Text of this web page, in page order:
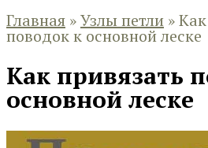
Главная »Узлы петли »
поводок к основной леске
Как привязать
основной леске